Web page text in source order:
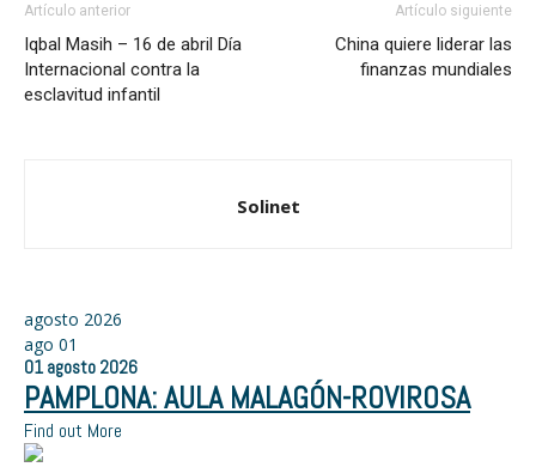
Artículo anterior
Iqbal Masih – 16 de abril Día
Internacional contra la
esclavitud infantil
Artículo siguiente
China quiere liderar las
finanzas mundiales
Solinet
agosto 2026
ago 01
01 agosto 2026
PAMPLONA: AULA MALAGÓN-ROVIROSA
Find out More